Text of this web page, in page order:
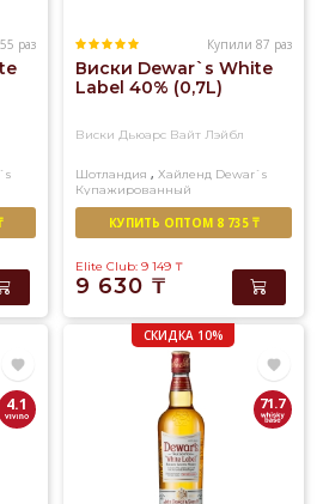
раз Купили 87 раз
Виски Dewar`s White
Label 40% (0,7L)
Виски Дьюарс Вайт Лэйбл
Шотландия , Хайленд Dewar`s
Купажированный
КУПИТЬ ОПТОМ 8 735 ₸
Elite Club: 9 149 ₸
9 630 ₸
4.1
СКИДКА 10%
71.7